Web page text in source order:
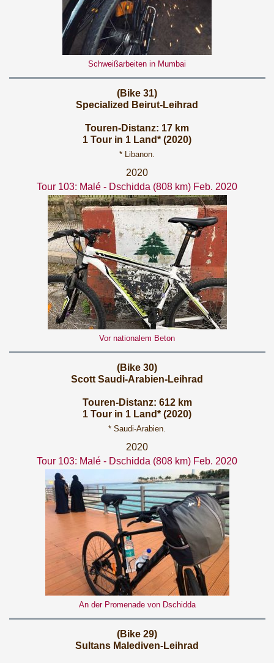
Schweißarbeiten in Mumbai
(Bike 31)
Specialized Beirut-Leihrad
Touren-Distanz: 17 km
1 Tour in 1 Land* (2020)
* Libanon.
2020
Tour 103: Malé - Dschidda (808 km) Feb. 2020
Vor nationalem Beton
(Bike 30)
Scott Saudi-Arabien-Leihrad
Touren-Distanz: 612 km
1 Tour in 1 Land* (2020)
* Saudi-Arabien.
2020
Tour 103: Malé - Dschidda (808 km) Feb. 2020
An der Promenade von Dschidda
(Bike 29)
Sultans Malediven-Leihrad